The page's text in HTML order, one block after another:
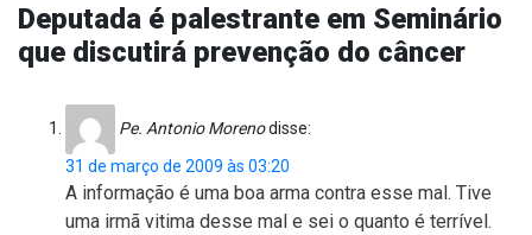
Deputada é palestrante em Seminário
que discutirá prevenção do câncer
Pe. Antonio Morenodisse:
31 de março de 2009 às 03:20
A informação é uma boa arma contra esse mal. Tive
uma irmã vitima desse mal e sei o quanto é terrível.